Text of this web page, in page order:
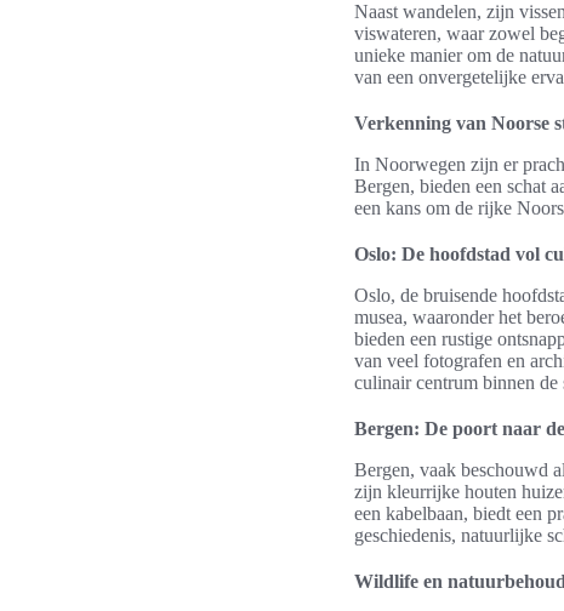
Naast wandelen, zijn
viswateren, waar zowel
unieke manier om de
van een onvergetelijke
Verkenning van Noorse
In Noorwegen zijn er
Bergen, bieden een schat
een kans om de rijke
Oslo: De hoofdstad vol
Oslo, de bruisende
musea, waaronder het
bieden een rustige
van veel fotografen en
culinair centrum binnen
Bergen: De poort naar
Bergen, vaak beschouwd
zijn kleurrijke houten
een kabelbaan, biedt een
geschiedenis, natuurlijke
Wildlife en natuurbehoud